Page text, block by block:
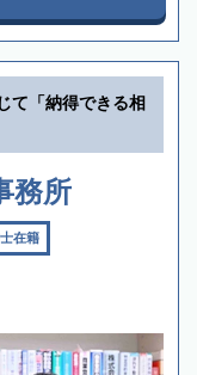
て「納得できる相
務所
在籍